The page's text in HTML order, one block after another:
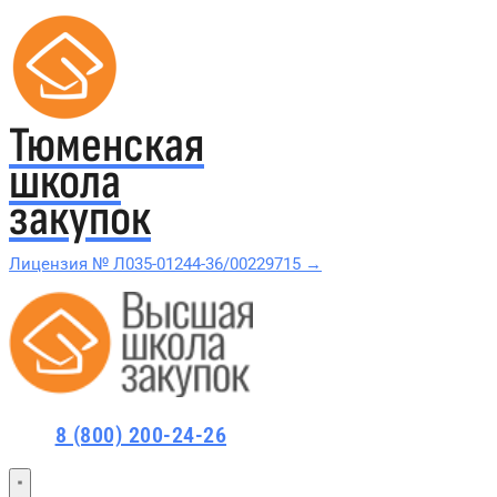
Тюменская
школа
закупок
Лицензия № Л035-01244-36/00229715 →
Проверить в реестре Рособрнадзора →
Курсы по 44-ФЗ
8 (800) 200-24-26